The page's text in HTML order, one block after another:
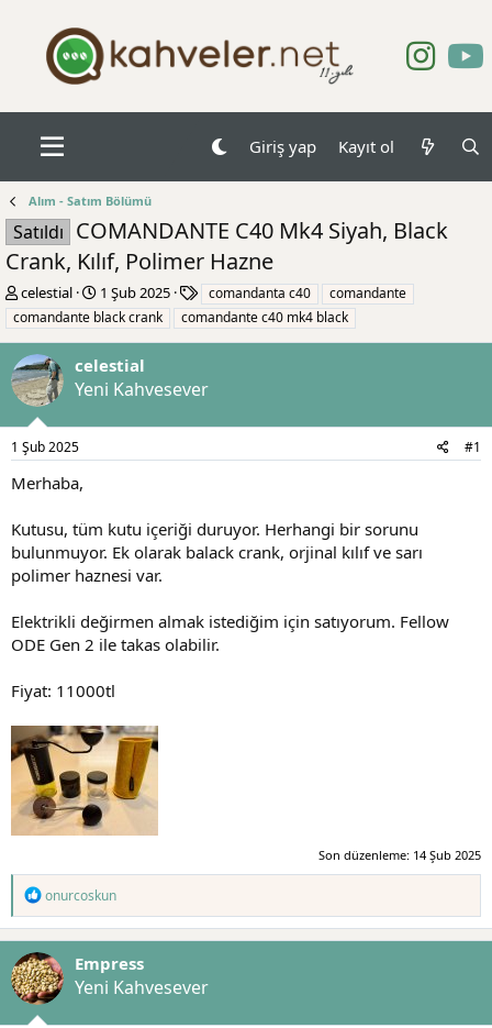
Giriş yap Kayıt ol
Alım - Satım Bölümü
Satıldı COMANDANTE C40 Mk4 Siyah, Black
Crank, Kılıf, Polimer Hazne
K
o
n
u
y
u
b
a
l
t
a
n
celestial
B
a
ş
a
n
ı
i
h
i
1 Şub 2025
t
i
t
e
comandanta c40
comandante
comandante black crank
comandante c40 mk4 black
celestial
Yeni Kahvesever
1 Şub 2025 #1
Merhaba,
Kutusu, tüm kutu içeriği duruyor. Herhangi bir sorunu
bulunmuyor. Ek olarak balack crank, orjinal kılıf ve sarı
polimer haznesi var.
Elektrikli değirmen almak istediğim için satıyorum. Fellow
ODE Gen 2 ile takas olabilir.
Fiyat: 11000tl
Son düzenleme: 14 Şub 2025
T
e
p
k
i
l
e
r
onurcoskun
Empress
Yeni Kahvesever